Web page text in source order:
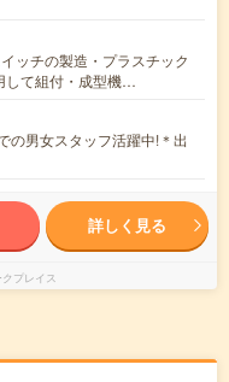
ッチの製造・プラスチック
して組付・成型機…
の男女スタッフ活躍中!＊出
詳しく見る
プレイス